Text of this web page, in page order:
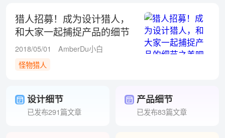
猎人招募！成为设计猎人，
和大家一起捕捉产品的细节
之美吧
2018/05/01
AmberDu小白
怪物猎人
设计细节
已发布291篇文章
产品细节
已发布83篇文章